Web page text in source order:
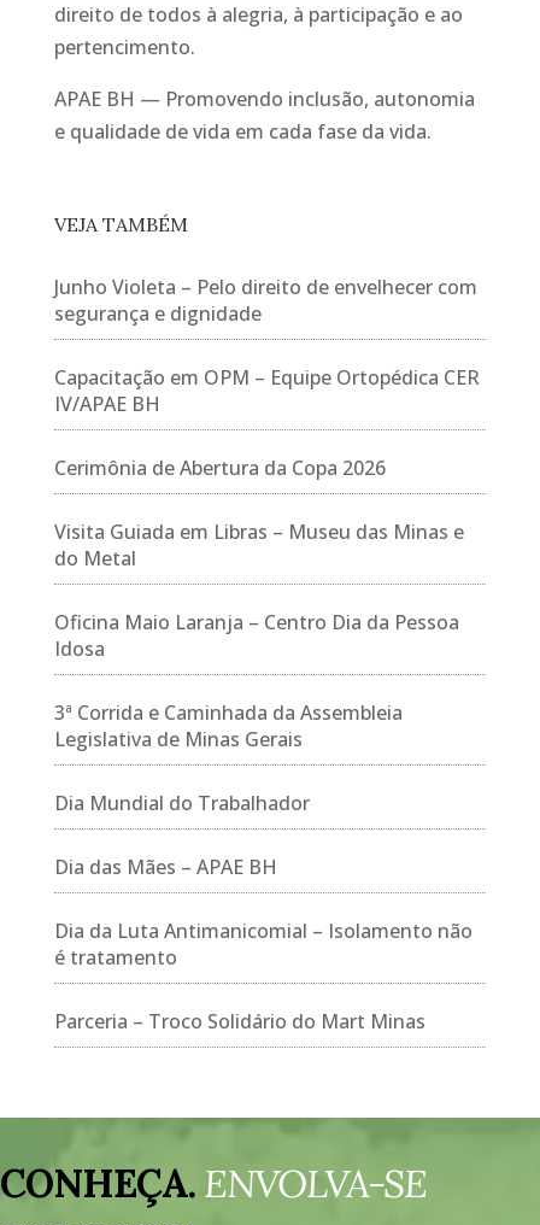
direito de todos à alegria, à participação e ao
pertencimento.
APAE BH — Promovendo inclusão, autonomia
e qualidade de vida em cada fase da vida.
VEJA TAMBÉM
Junho Violeta – Pelo direito de envelhecer com
segurança e dignidade
Capacitação em OPM – Equipe Ortopédica CER
IV/APAE BH
Cerimônia de Abertura da Copa 2026
Visita Guiada em Libras – Museu das Minas e
do Metal
Oficina Maio Laranja – Centro Dia da Pessoa
Idosa
3ª Corrida e Caminhada da Assembleia
Legislativa de Minas Gerais
Dia Mundial do Trabalhador
Dia das Mães – APAE BH
Dia da Luta Antimanicomial – Isolamento não
é tratamento
Parceria – Troco Solidário do Mart Minas
de
vídeo
CONHEÇA.ENVOLVA-SE